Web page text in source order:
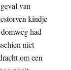
van
kindje
had
niet
om een